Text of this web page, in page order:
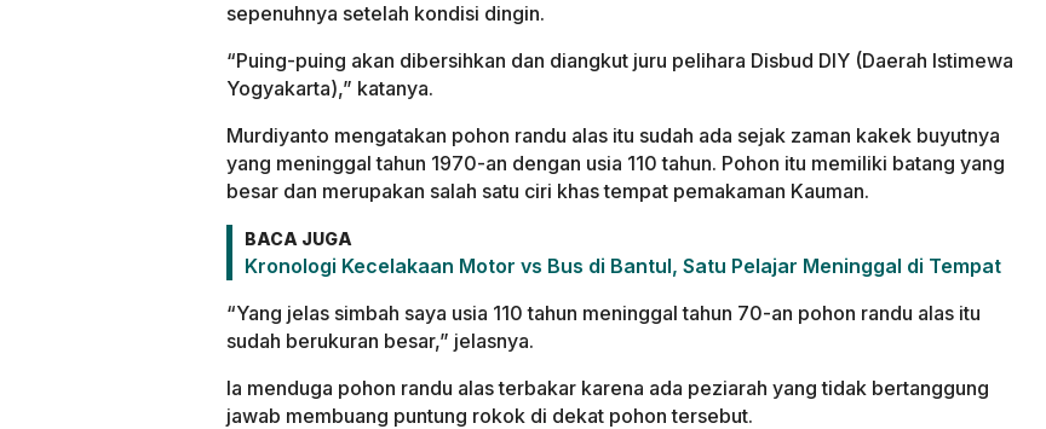
sepenuhnya setelah kondisi dingin.
“Puing-puing akan dibersihkan dan diangkut juru pelihara Disbud DIY (Daerah Istimewa
Yogyakarta),” katanya.
Murdiyanto mengatakan pohon randu alas itu sudah ada sejak zaman kakek buyutnya
yang meninggal tahun 1970-an dengan usia 110 tahun. Pohon itu memiliki batang yang
besar dan merupakan salah satu ciri khas tempat pemakaman Kauman.
BACA JUGA
Kronologi Kecelakaan Motor vs Bus di Bantul, Satu Pelajar Meninggal di Tempat
“Yang jelas simbah saya usia 110 tahun meninggal tahun 70-an pohon randu alas itu
sudah berukuran besar,” jelasnya.
Ia menduga pohon randu alas terbakar karena ada peziarah yang tidak bertanggung
jawab membuang puntung rokok di dekat pohon tersebut.